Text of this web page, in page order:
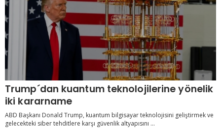
Trump´dan kuantum teknolojilerine yönelik
iki kararname
ABD Başkanı Donald Trump, kuantum bilgisayar teknolojisini geliştirmek ve
gelecekteki siber tehditlere karşı güvenlik altyapısını ...